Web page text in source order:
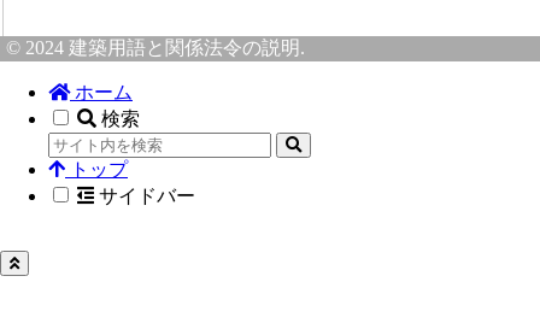
© 2024 建築用語と関係法令の説明.
ホーム
検索
トップ
サイドバー